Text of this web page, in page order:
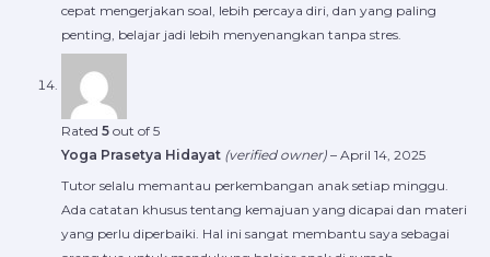
cepat mengerjakan soal, lebih percaya diri, dan yang paling
penting, belajar jadi lebih menyenangkan tanpa stres.
Rated 5 out of 5
Yoga Prasetya Hidayat (verified owner) – April 14, 2025
Tutor selalu memantau perkembangan anak setiap minggu.
Ada catatan khusus tentang kemajuan yang dicapai dan materi
yang perlu diperbaiki. Hal ini sangat membantu saya sebagai